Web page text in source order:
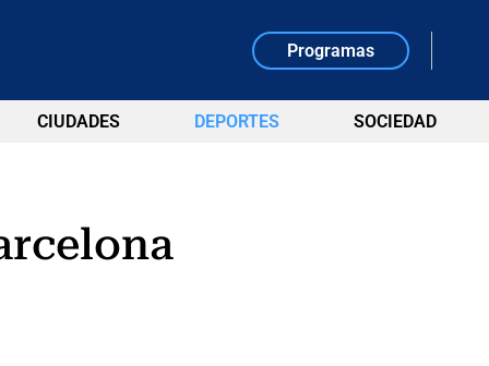
Programas
CIUDADES DEPORTES SOCIEDAD